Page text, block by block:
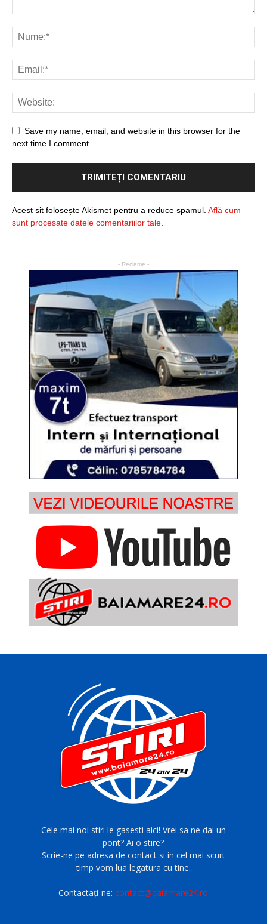
Save my name, email, and website in this browser for the
next time I comment.
Acest sit folosește Akismet pentru a reduce spamul. Află cum
sunt procesate datele comentariilor tale
- Reclame -
Cele mai noi stiri le gasesti aici! Vrei sa ne dai un
pont? Ai o stire?
Scrie-ne pe adresa de contact si in cel mai scurt
timp vom lua legatura cu tine.
Contactați-ne:contact@baiamare24.ro